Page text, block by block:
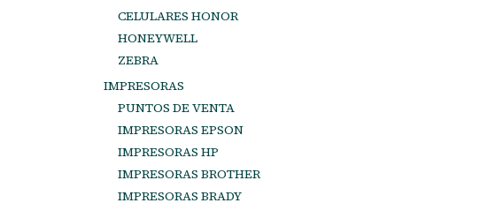
CELULARES HONOR
HONEYWELL
ZEBRA
IMPRESORAS
PUNTOS DE VENTA
IMPRESORAS EPSON
IMPRESORAS HP
IMPRESORAS BROTHER
IMPRESORAS BRADY